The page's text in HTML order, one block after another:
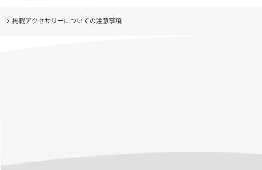
掲載アクセサリーについての注意事項